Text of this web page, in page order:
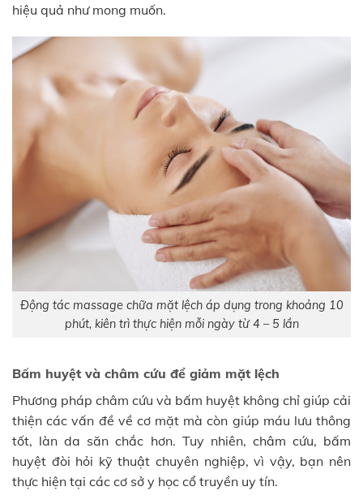
hiệu quả như mong muốn.
Động tác massage chữa mặt lệch áp dụng trong khoảng 10
phút, kiên trì thực hiện mỗi ngày từ 4 – 5 lần
Bấm huyệt và châm cứu để giảm mặt lệch
Phương pháp châm cứu và bấm huyệt không chỉ giúp cải
thiện các vấn đề về cơ mặt mà còn giúp máu lưu thông
tốt, làn da săn chắc hơn. Tuy nhiên, châm cứu, bấm
huyệt đòi hỏi kỹ thuật chuyên nghiệp, vì vậy, bạn nên
thực hiện tại các cơ sở y học cổ truyền uy tín.